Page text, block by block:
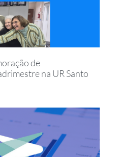
de
na UR Santo